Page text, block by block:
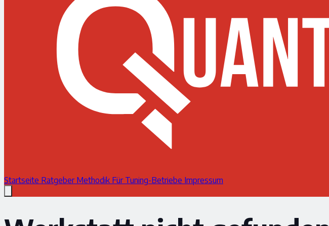
Startseite Ratgeber Methodik Für Tuning-Betriebe Impressum